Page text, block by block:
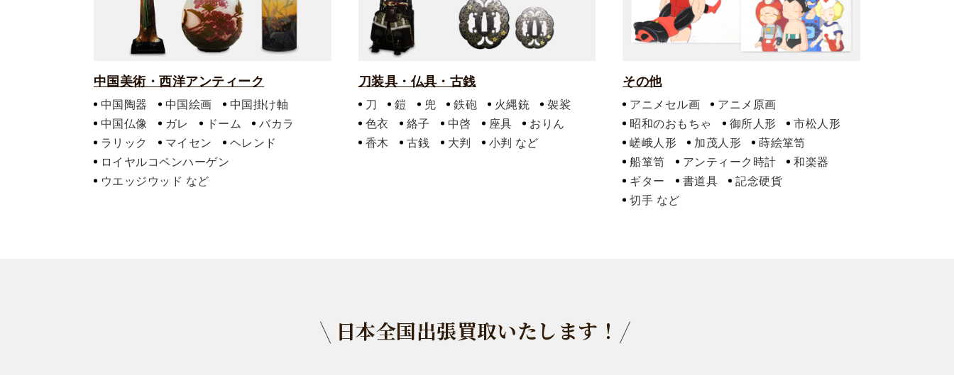
中国美術・西洋アンティーク
中国陶器 中国絵画
中国掛け軸
中国仏像
ガレ ドーム
バカラ
ラリック
マイセン
ヘレンド
ロイヤルコペンハーゲン
ウエッジウッド
刀装具・仏具・古銭
刀 鎧 兜 鉄砲 火縄銃
袈裟
色衣
絡子 中啓 座具
おりん
香木
古銭 大判 小判
その他
アニメセル画
アニメ原画
昭和のおもちゃ
御所人形
市松人形
嵯峨人形
加茂人形
蒔絵箪笥
船箪笥
アンティーク時計
和楽器
ギター
書道具
記念硬貨
切手
日本全国出張買取いたします！